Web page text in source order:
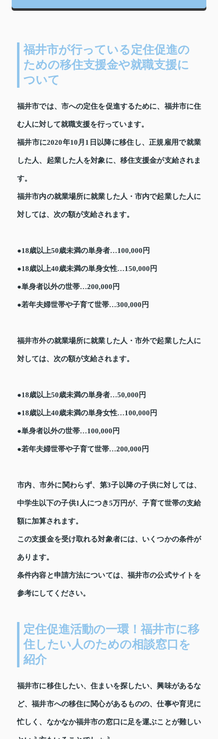
福井市が行っている定住促進の
ための移住支援金や就職支援に
ついて
福井市では、市への定住を促進するために、福井市に住
む人に対して就職支援を行っています。
福井市に2020年10月1日以降に移住し、正規雇用で就業
した人、起業した人を対象に、移住支援金が支給されま
す。
福井市内の就業場所に就業した人・市内で起業した人に
対しては、次の額が支給されます。
●18歳以上50歳未満の単身者…100,000円
●18歳以上40歳未満の単身女性…150,000円
●単身者以外の世帯…200,000円
●若年夫婦世帯や子育て世帯…300,000円
福井市外の就業場所に就業した人・市外で起業した人に
対しては、次の額が支給されます。
●18歳以上50歳未満の単身者…50,000円
●18歳以上40歳未満の単身女性…100,000円
●単身者以外の世帯…100,000円
●若年夫婦世帯や子育て世帯…200,000円
市内、市外に関わらず、第3子以降の子供に対しては、
中学生以下の子供1人につき5万円が、子育て世帯の支給
額に加算されます。
この支援金を受け取れる対象者には、いくつかの条件が
あります。
条件内容と申請方法については、福井市の公式サイトを
参考にしてください。
定住促進活動の一環！福井市に移
住したい人のための相談窓口を
紹介
福井市に移住したい、住まいを探したい、興味があるな
ど、福井市への移住に関心があるものの、仕事や育児に
忙しく、なかなか福井市の窓口に足を運ぶことが難しい